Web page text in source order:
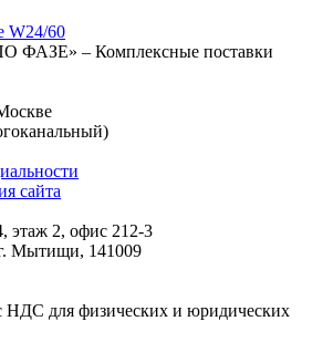
W24/60
ФАЗЕ» – Комплексные поставки
сайта
этаж 2, офис 212-3
Мытищи, 141009
НДС для физических и юридических